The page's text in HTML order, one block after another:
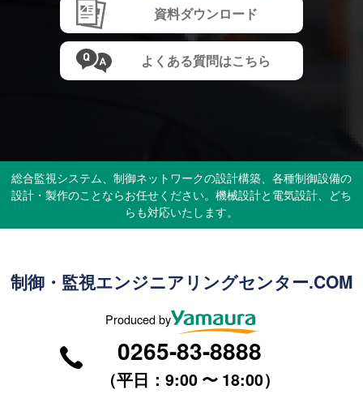
資料ダウンロード
よくある質問はこちら
総合監視システム、制御ネットワークの設計構築、各種制御設備の
設計・製作のことならお任せください。機械設計と電気設計、どち
らも対応いたします。
制御・監視エンジニアリングセンター.COM
Produced by
0265-83-8888
（平⽇：9:00 〜 18:00）